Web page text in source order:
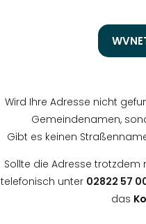
Wird Ihre Adresse nicht
Gemeindenamen,
Gibt es keinen
Sollte die Adresse trotzdem
telefonisch unter 02822 57
das